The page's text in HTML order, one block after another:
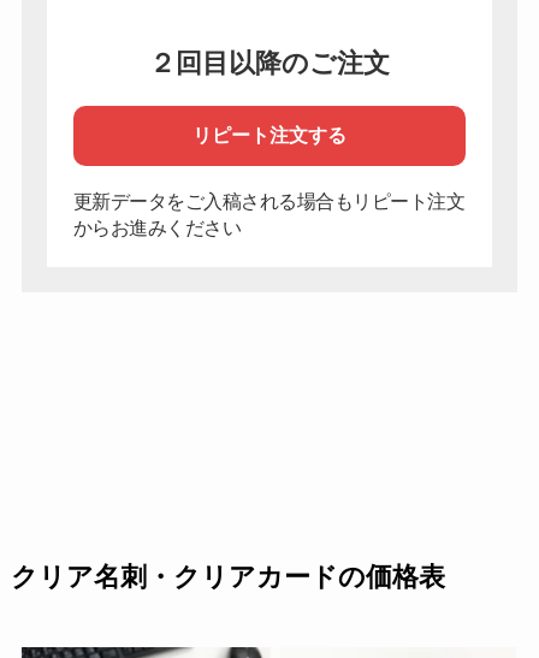
２回目以降のご注文
リピート注文する
更新データをご入稿される場合もリピート注文
からお進みください
クリア名刺・クリアカードの価格表